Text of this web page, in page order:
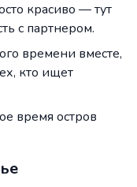
красиво — тут
с партнером.
времени вместе,
кто ищет
время остров